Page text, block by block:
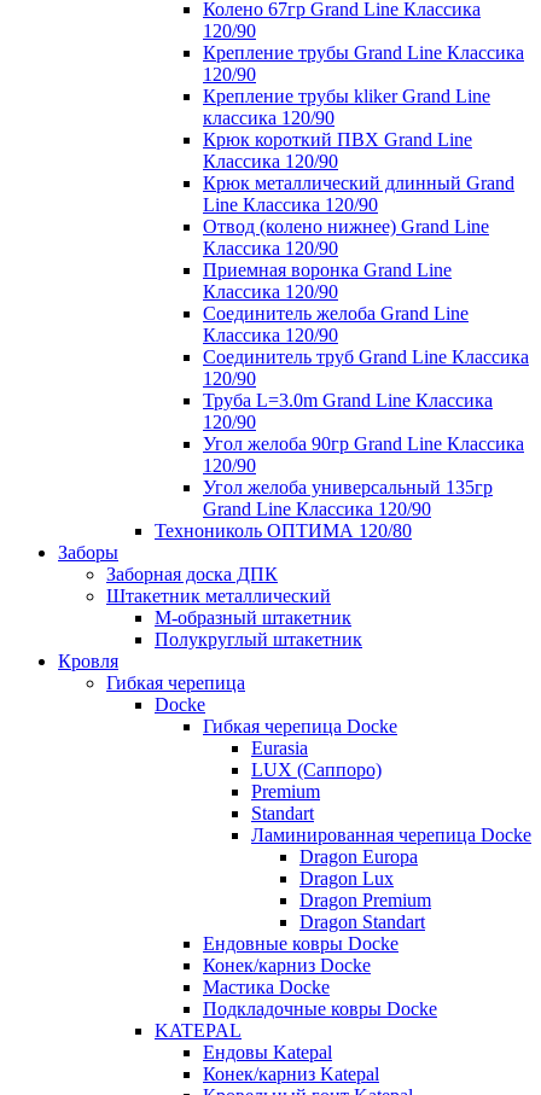
Колено 67гр Grand Line Классика
120/90
Крепление трубы Grand Line Классика
120/90
Крепление трубы kliker Grand Line
классика 120/90
Крюк короткий ПВХ Grand Line
Классика 120/90
Крюк металлический длинный Grand
Line Классика 120/90
Отвод (колено нижнее) Grand Line
Классика 120/90
Приемная воронка Grand Line
Классика 120/90
Соединитель желоба Grand Line
Классика 120/90
Соединитель труб Grand Line Классика
120/90
Труба L=3.0m Grand Line Классика
120/90
Угол желоба 90гр Grand Line Классика
120/90
Угол желоба универсальный 135гр
Grand Line Классика 120/90
Технониколь ОПТИМА 120/80
Заборы
Заборная доска ДПК
Штакетник металлический
М-образный штакетник
Полукруглый штакетник
Кровля
Гибкая черепица
Docke
Гибкая черепица Docke
Eurasia
LUX (Саппоро)
Premium
Standart
Ламинированная черепица Docke
Dragon Europa
Dragon Lux
Dragon Premium
Dragon Standart
Ендовные ковры Docke
Конек/карниз Docke
Мастика Docke
Подкладочные ковры Docke
KATEPAL
Ендовы Katepal
Конек/карниз Katepal